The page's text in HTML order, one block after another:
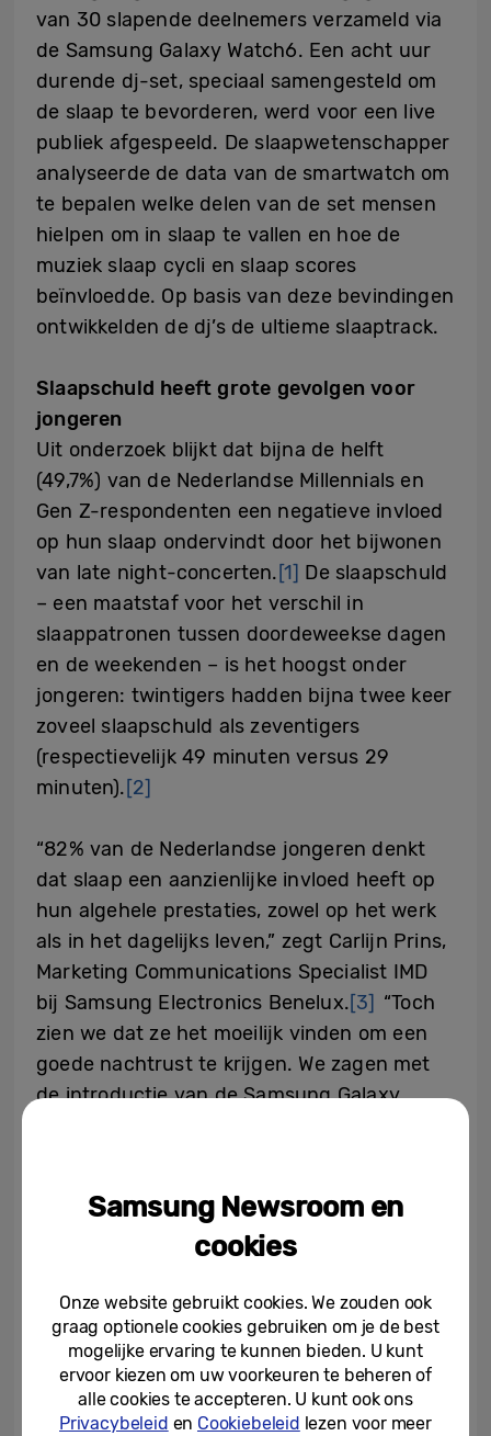
van 30 slapende deelnemers verzameld via
de Samsung Galaxy Watch6. Een acht uur
durende dj-set, speciaal samengesteld om
de slaap te bevorderen, werd voor een live
publiek afgespeeld. De slaapwetenschapper
analyseerde de data van de smartwatch om
te bepalen welke delen van de set mensen
hielpen om in slaap te vallen en hoe de
muziek slaap cycli en slaap scores
beïnvloedde. Op basis van deze bevindingen
ontwikkelden de dj’s de ultieme slaaptrack.
Slaapschuld heeft grote gevolgen voor
jongeren
Uit onderzoek blijkt dat bijna de helft
(49,7%) van de Nederlandse Millennials en
Gen Z-respondenten een negatieve invloed
op hun slaap ondervindt door het bijwonen
van late night-concerten. [1] De slaapschuld
– een maatstaf voor het verschil in
slaappatronen tussen doordeweekse dagen
en de weekenden – is het hoogst onder
jongeren: twintigers hadden bijna twee keer
zoveel slaapschuld als zeventigers
(respectievelijk 49 minuten versus 29
minuten). [2]
“82% van de Nederlandse jongeren denkt
dat slaap een aanzienlijke invloed heeft op
hun algehele prestaties, zowel op het werk
als in het dagelijks leven,” zegt Carlijn Prins,
Marketing Communications Specialist IMD
bij Samsung Electronics Benelux.[3] “Toch
zien we dat ze het moeilijk vinden om een
goede nachtrust te krijgen. We zagen met
de introductie van de Samsung Galaxy
Nederlandse dj-duo Mr. Belt & Wezol en
slaapwetenschapper Dr. Els van der Helm
elkaar. Zo creëren we bewustwording over
het belang van slaap en laten we zien hoe
de Samsung Galaxy Watch6 gebruikers
helpt inzicht te krijgen in hun slaappatronen
Samsung Newsroom en
cookies
Onze website gebruikt cookies. We zouden ook
graag optionele cookies gebruiken om je de best
mogelijke ervaring te kunnen bieden. U kunt
ervoor kiezen om uw voorkeuren te beheren of
alle cookies te accepteren. U kunt ook ons
Privacybeleid en Cookiebeleid lezen voor meer